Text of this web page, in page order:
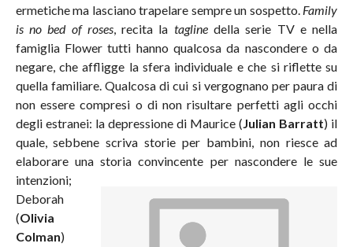
ermetiche ma lasciano trapelare sempre un sospetto. Family
is no bed of roses, recita la taglinedella serie TV e nella
famiglia Flower tutti hanno qualcosa da nascondere o da
negare, che affligge la sfera individuale e che si riflette su
quella familiare. Qualcosa di cui si vergognano per paura di
non essere compresi o di non risultare perfetti agli occhi
degli estranei: la depressione di Maurice (Julian Barratt) il
quale, sebbene scriva storie per bambini, non riesce ad
elaborare una storia convincente per nascondere le sue
intenzioni;
Deborah
(Olivia
Colman)